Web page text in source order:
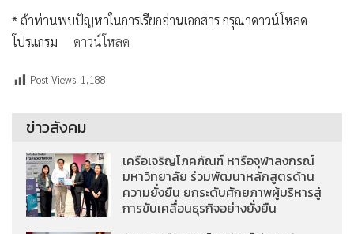
* ถ้าท่านพบปัญหาในการเรียกอ่านเอกสาร กรุณาดาวน์โหลด
โปรแกรม
ดาวน์โหลด
Post Views: 1,188
ข่าวสังคม
เครือเจริญโภคภัณฑ์ หารือจุฬาลงกรณ์
มหาวิทยาลัย ร่วมพัฒนาหลักสูตรด้าน
ความยั่งยืน ยกระดับศักยภาพผู้บริหารสู่
การขับเคลื่อนธุรกิจอย่างยั่งยืน